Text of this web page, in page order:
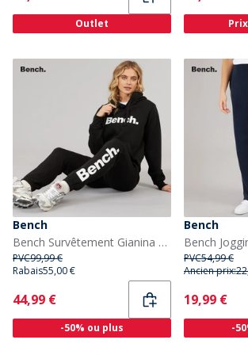
Outlet
Bench
Bench Survêtement Gianina Femme Noir
PVC99,99 €
Rabais55,00 €
Current
44,99 €
-50% ou plus
Bench
PVC54,99 €
Ancien prix:
Current
19,99 €
-